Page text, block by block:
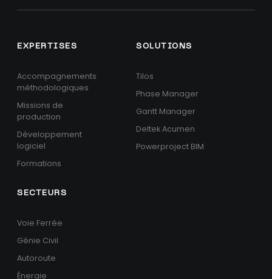
EXPERTISES
Accompagnements
méthodologiques
Missions de
production
Développement
logiciel
Formations
SOLUTIONS
Tilos
Phase Manager
Gantt Manager
Deltek Acumen
Powerproject BIM
SECTEURS
Voie Ferrée
Génie Civil
Autoroute
Énergie